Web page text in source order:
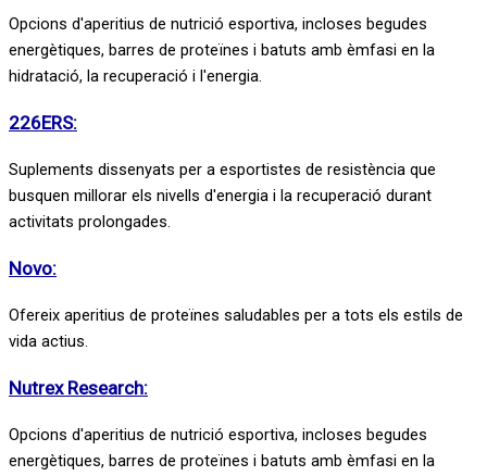
Opcions d'aperitius de nutrició esportiva, incloses begudes
energètiques, barres de proteïnes i batuts amb èmfasi en la
hidratació, la recuperació i l'energia.
226ERS:
Suplements dissenyats per a esportistes de resistència que
busquen millorar els nivells d'energia i la recuperació durant
activitats prolongades.
Novo:
Ofereix aperitius de proteïnes saludables per a tots els estils de
vida actius.
Nutrex Research:
Opcions d'aperitius de nutrició esportiva, incloses begudes
energètiques, barres de proteïnes i batuts amb èmfasi en la